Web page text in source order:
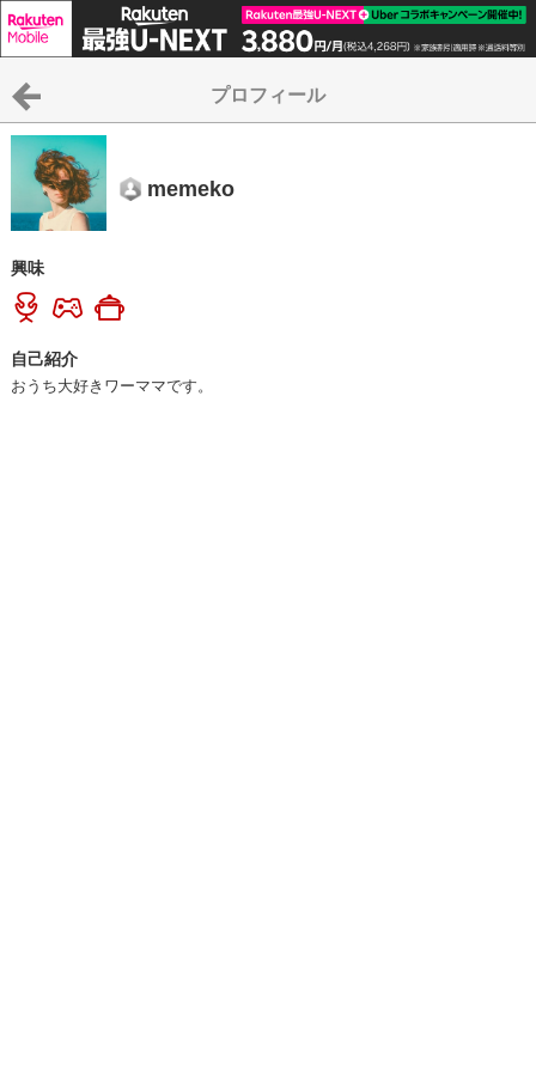
プロフィール
memeko
興味
自己紹介
おうち大好きワーママです。